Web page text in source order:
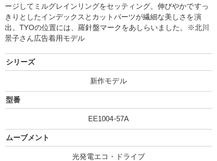
ージしてミルグレインリングをセッティング。伸びやかですっ
きりとしたインデックスとカットパーツが繊細な美しさを演
出。TYOの位置には、羅針盤マークをあしらいました。※北川
景子さん広告着用モデル
シリーズ
新作モデル
型番
EE1004-57A
ムーブメント
光発電エコ・ドライブ